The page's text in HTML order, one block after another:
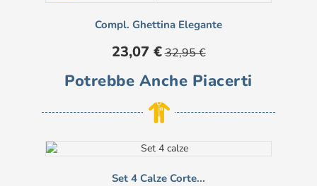
Compl. Ghettina Elegante
Prezzo
23,07 € Prezzo
base
32,95 €
Potrebbe Anche Piacerti
Set 4 Calze Corte...